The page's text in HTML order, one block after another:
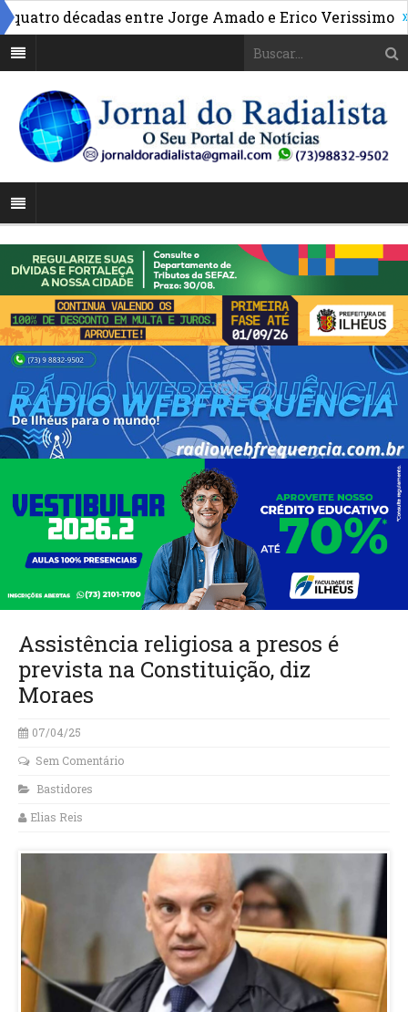
décadas entre Jorge Amado e Erico Verissimo »
Assistência religiosa a presos é
prevista na Constituição, diz
Moraes
07/04/25
Sem Comentário
Bastidores
Elias Reis